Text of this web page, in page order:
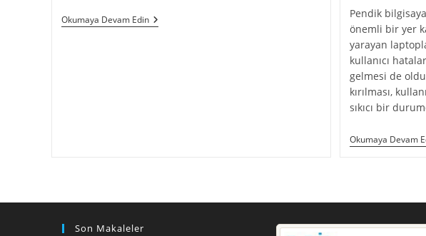
Okumaya Devam EdinAsus
Bilgisayar
Pendik
önemli bir yer
yarayan
kullanıcı
gelmesi de
kırılması,
sıkıcı bir
Okumaya Devam
Son Makaleler